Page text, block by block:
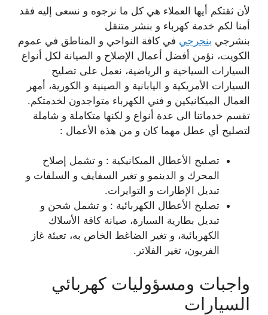
لأن ثقتكم أيها العملاء هي كل ما نرجوه و نسعى إليه فقد
أمنا لكم خدمة كهرباء و بنشر متنقل
بنشرجي بنجرجي في كافة النواحي و المناطق في عموم
الكويت، نؤمن أفضل أعمال الإصلاح و الصيانة لكل أنواع
السيارات السياحية و الرياضية، نعمل على تصليح
السيارات الأمريكية و اليابانية و الصينية و الكورية، أمهر
العمال الميكانيكين و فني الكهرباء متواجدون لخدمتكم.
تقسم خدماتنا الى عدة أنواع و لكنها متكاملة و شاملة
لتصليح أي عطل مهما كان و من هذه الأعمال :
تصليح الأعطال الميكانيكية : و تشمل إصلاح
المحرك و الدينمو و تغير السفايف و السلفات و
تبديل الإطارات و التوايرات.
تصليح الأعطال الكهربائية : و تشمل شحن و
تبديل بطارية السيارة، صيانة كافة الأسلاك
الكهربائية، و تغير الضاغط الخاص به، تعبئة غاز
الفريون، تغير الفلاتر.
واجبات ومسؤوليات كهربائي
السيارات